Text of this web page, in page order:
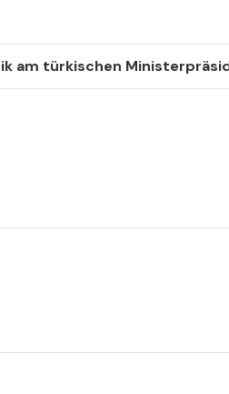
am türkischen